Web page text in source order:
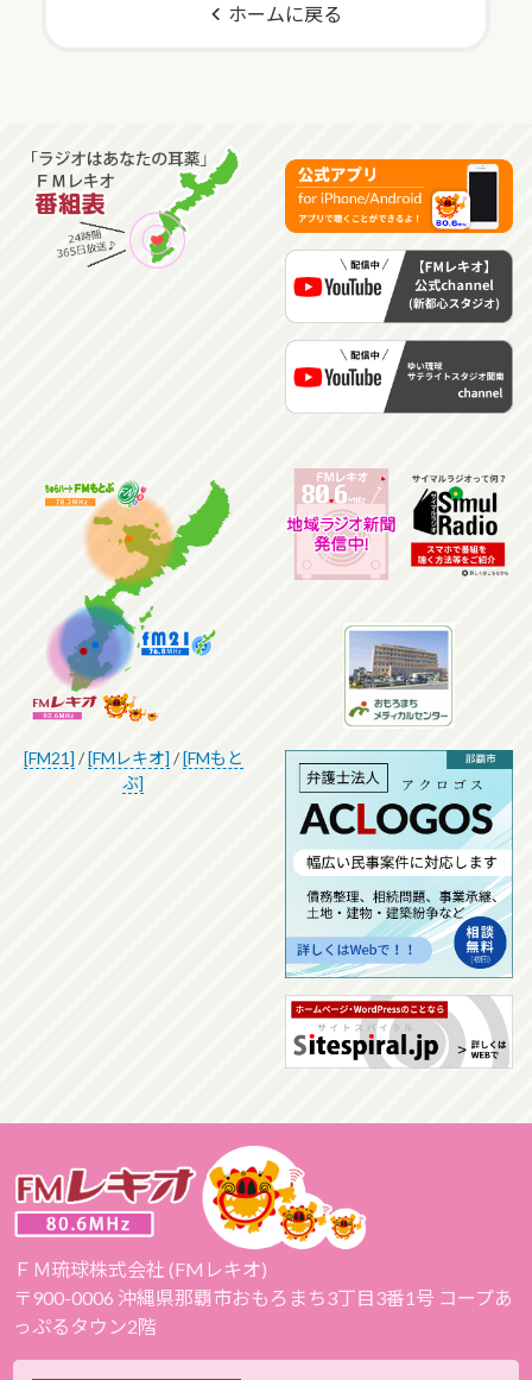
ホームに戻る
[FM21] /[FMレキオ] /[FMもと
ぶ]
ＦＭ琉球株式会社 (FMレキオ)
〒900-0006 沖縄県那覇市おもろまち3丁目3番1号 コープあ
っぷるタウン2階